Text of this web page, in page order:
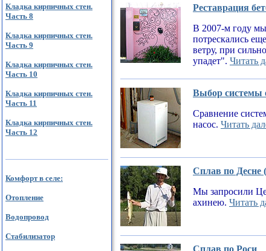
Кладка кирпичных стен.
Часть 8
Кладка кирпичных стен.
Часть 9
Кладка кирпичных стен.
Часть 10
Кладка кирпичных стен.
Часть 11
Кладка кирпичных стен.
Часть 12
Комфорт в селе:
Отопление
Водопровод
Стабилизатор
Реставрация
В 2007-м году мы
потрескались
ветру, при
упадет". Читать
Выбор системы
Сравнение
насос. Читать
Сплав по Десне
Мы запросили
ахинею. Читать
Сплав по Роси